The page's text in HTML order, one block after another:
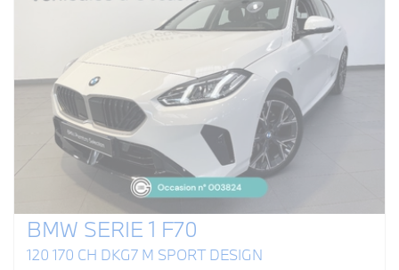
BMW SERIE 1 F70
120 170 CH DKG7 M SPORT DESIGN